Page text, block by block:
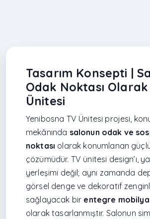
Tasarım Konsepti |
Odak Noktası Olarak
Ünitesi
Yenibosna TV Ünitesi projesi,
mekânında salonun odak ve
noktası olarak konumlanan
çözümüdür. TV ünitesi design’ı,
yerleşimi değil; aynı zamanda
görsel denge ve dekoratif
sağlayacak bir entegre
olarak tasarlanmıştır. Salonun